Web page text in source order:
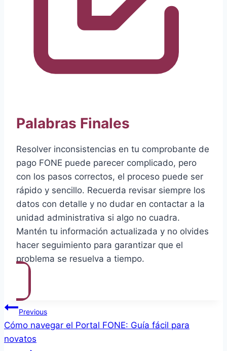
Palabras Finales
Resolver inconsistencias en tu comprobante de
pago FONE puede parecer complicado, pero
con los pasos correctos, el proceso puede ser
rápido y sencillo. Recuerda revisar siempre los
datos con detalle y no dudar en contactar a la
unidad administrativa si algo no cuadra.
Mantén tu información actualizada y no olvides
hacer seguimiento para garantizar que el
problema se resuelva a tiempo.
Post
navigation
Previous
Cómo navegar el Portal FONE: Guía fácil para
novatos